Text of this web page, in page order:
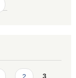
2 3